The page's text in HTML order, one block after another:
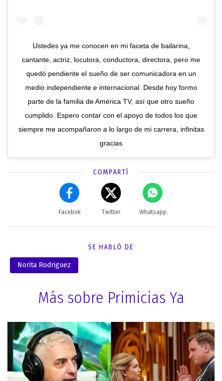
Ustedes ya me conocen en mi faceta de bailarina,
cantante, actriz, locutora, conductora, directora, pero me
quedó pendiente el sueño de ser comunicadora en un
medio independiente e internacional. Desde hoy formo
parte de la familia de América TV, así que otro sueño
cumplido. Espero contar con el apoyo de todos los que
siempre me acompañaron a lo largo de mi carrera, infinitas
gracias
COMPARTÍ
Facebok Twitter Whatsapp
SE HABLÓ DE
Norita Rodriguez
Más sobre Primicias Ya